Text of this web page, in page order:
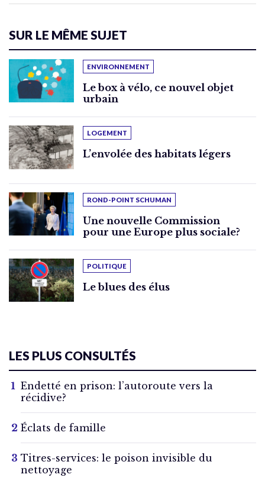
SUR LE MÊME SUJET
ENVIRONNEMENT
Le box à vélo, ce nouvel objet
urbain
LOGEMENT
L’envolée des habitats légers
ROND-POINT SCHUMAN
Une nouvelle Commission
pour une Europe plus sociale?
POLITIQUE
Le blues des élus
LES PLUS CONSULTÉS
Endetté en prison: l’autoroute vers la
récidive?
Éclats de famille
Titres-services: le poison invisible du
nettoyage